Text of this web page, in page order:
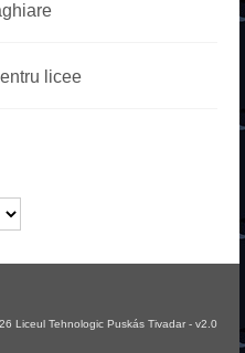
licee
Liceul Tehnologic Puskás Tivadar - v2.0